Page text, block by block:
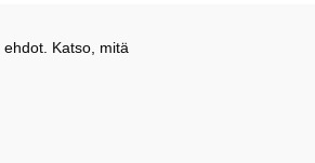
Katso, mitä